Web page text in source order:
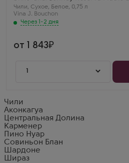
Чили, Сухое, Белое, 0,75 л
Vina J. Bouchon
Через 1-2 дня
Шардоне
Страна
Чили
Регион
от 1 843
1
Чили
Аконкагуа
Центральная Долина
Карменер
Пино Нуар
Совиньон Блан
Шардоне
Шираз